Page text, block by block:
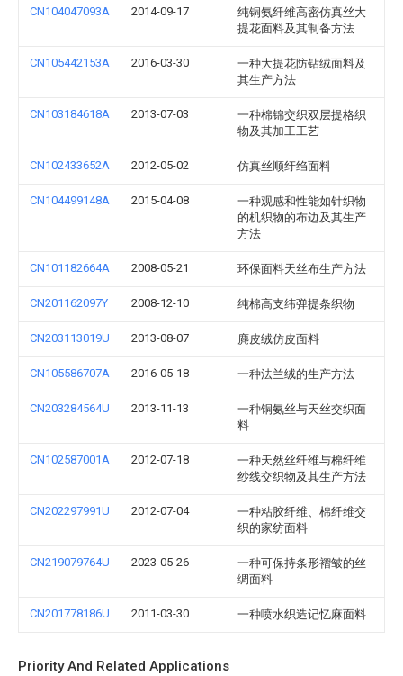
CN104047093A 2014-09-17
纯铜氨纤维高密仿真丝大
提花面料及其制备方法
CN105442153A 2016-03-30
一种大提花防钻绒面料及
其生产方法
CN103184618A 2013-07-03
一种棉锦交织双层提格织
物及其加工工艺
CN102433652A 2012-05-02 仿真丝顺纡绉面料
CN104499148A 2015-04-08
一种观感和性能如针织物
的机织物的布边及其生产
方法
CN101182664A 2008-05-21 环保面料天丝布生产方法
CN201162097Y 2008-12-10 纯棉高支纬弹提条织物
CN203113019U 2013-08-07 麂皮绒仿皮面料
CN105586707A 2016-05-18 一种法兰绒的生产方法
CN203284564U 2013-11-13
一种铜氨丝与天丝交织面
料
CN102587001A 2012-07-18
一种天然丝纤维与棉纤维
纱线交织物及其生产方法
CN202297991U 2012-07-04
一种粘胶纤维、棉纤维交
织的家纺面料
CN219079764U 2023-05-26
一种可保持条形褶皱的丝
绸面料
CN201778186U 2011-03-30 一种喷水织造记忆麻面料
Priority And Related Applications